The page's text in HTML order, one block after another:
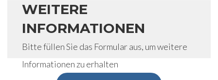
WEITERE
INFORMATIONEN
Bitte füllen Sie das Formular aus, um weitere
Informationen zu erhalten